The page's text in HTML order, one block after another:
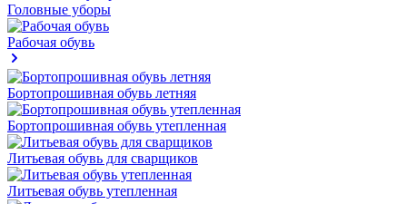
Головные уборы
Рабочая обувь
Бортопрошивная обувь летняя
Бортопрошивная обувь утепленная
Литьевая обувь для сварщиков
Литьевая обувь утепленная